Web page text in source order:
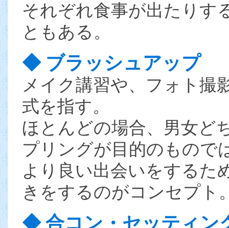
それぞれ食事が出たりす
ともある。
◆ ブラッシュアップ
メイク講習や、フォト撮
式を指す。
ほとんどの場合、男女ど
プリングが目的のもので
より良い出会いをするた
きをするのがコンセプト
◆ 合コン・セッティン